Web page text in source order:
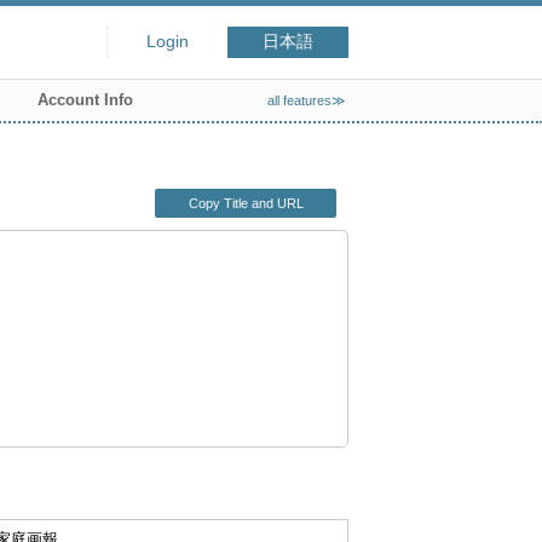
Login 日本語
Account Info all features≫
Copy Title and URL